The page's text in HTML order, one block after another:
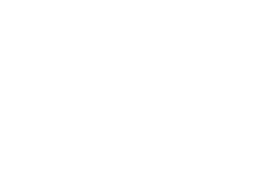
: 169.995207158056
6:00:00 AM